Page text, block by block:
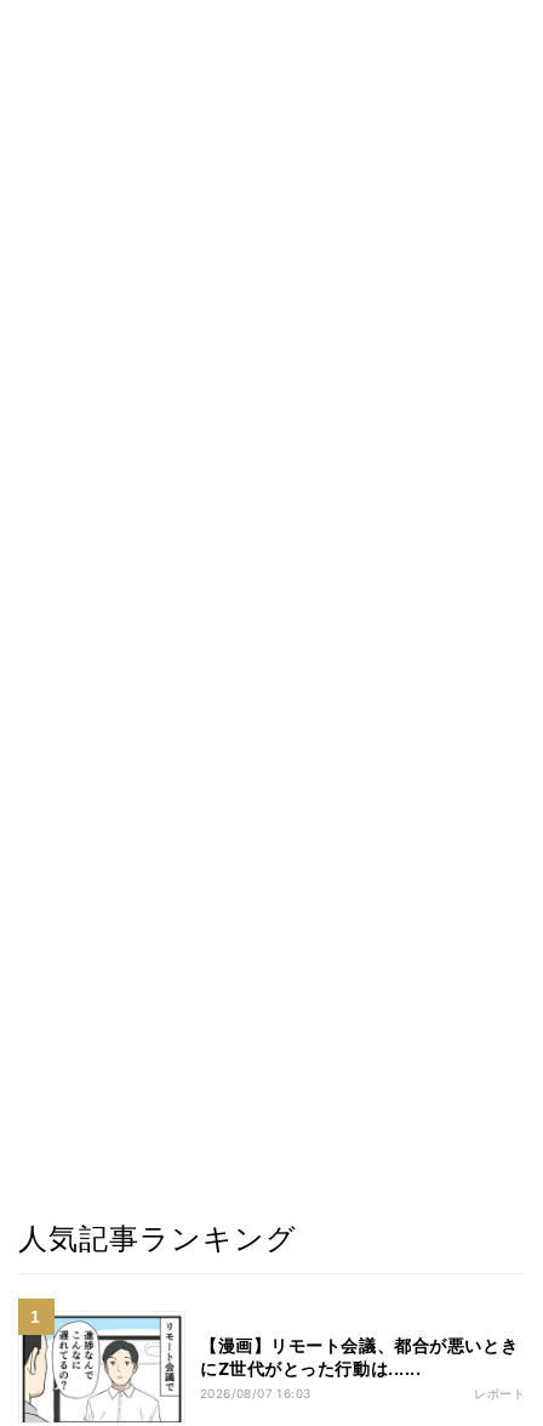
人気記事ランキング
【漫画】リモート会議、都合が悪いとき
にZ世代がとった行動は......
2026/08/07 16:03 レポート